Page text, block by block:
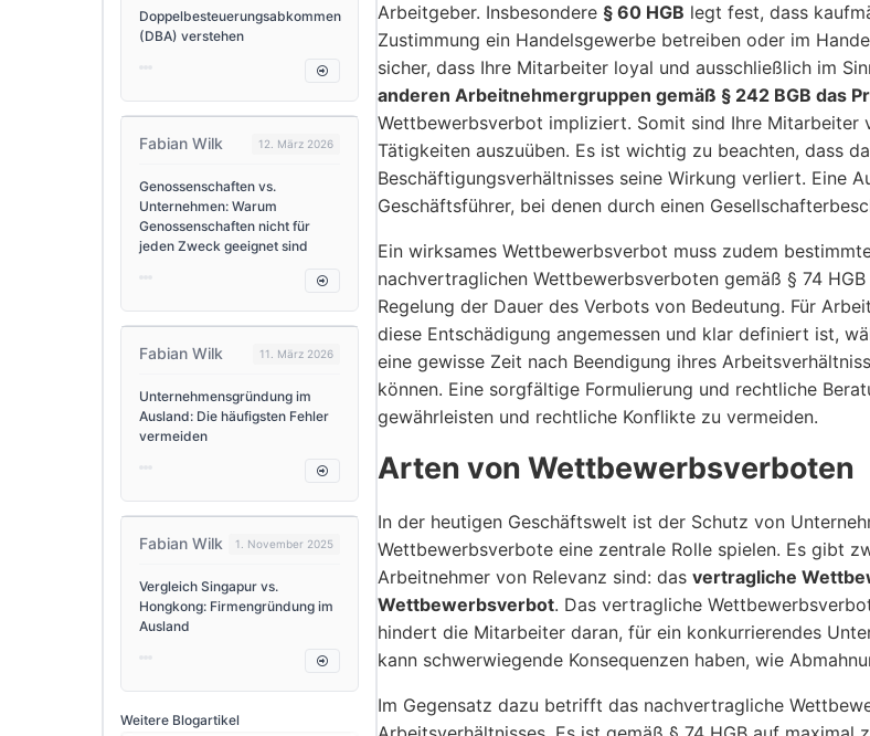
Doppelbesteuerungsabkommen
(DBA) verstehen
Fabian Wilk 12. März 2026
Genossenschaften vs.
Unternehmen: Warum
Genossenschaften nicht für
jeden Zweck geeignet sind
Fabian Wilk 11. März 2026
Unternehmensgründung im
Ausland: Die häufigsten Fehler
vermeiden
Fabian Wilk 1. November 2025
Vergleich Singapur vs.
Hongkong: Firmengründung im
Ausland
Weitere Blogartikel
Arbeitgeber. Insbesondere § 60 HGB legt fest, dass
Zustimmung ein Handelsgewerbe betreiben oder im
sicher, dass Ihre Mitarbeiter loyal und ausschließlich im
anderen Arbeitnehmergruppen gemäß § 242 BGB das
Wettbewerbsverbot impliziert. Somit sind Ihre
Tätigkeiten auszuüben. Es ist wichtig zu beachten, dass
Beschäftigungsverhältnisses seine Wirkung verliert. Eine
Geschäftsführer, bei denen durch einen
Ein wirksames Wettbewerbsverbot muss zudem
nachvertraglichen Wettbewerbsverboten gemäß § 74
Regelung der Dauer des Verbots von Bedeutung. Für
diese Entschädigung angemessen und klar definiert ist,
eine gewisse Zeit nach Beendigung ihres
können. Eine sorgfältige Formulierung und rechtliche
gewährleisten und rechtliche Konflikte zu vermeiden.
Arten von Wettbewerbsverboten
In der heutigen Geschäftswelt ist der Schutz von
Wettbewerbsverbote eine zentrale Rolle spielen. Es gibt
Arbeitnehmer von Relevanz sind: das vertragliche
Wettbewerbsverbot. Das vertragliche
hindert die Mitarbeiter daran, für ein konkurrierendes
kann schwerwiegende Konsequenzen haben, wie
Im Gegensatz dazu betrifft das nachvertragliche